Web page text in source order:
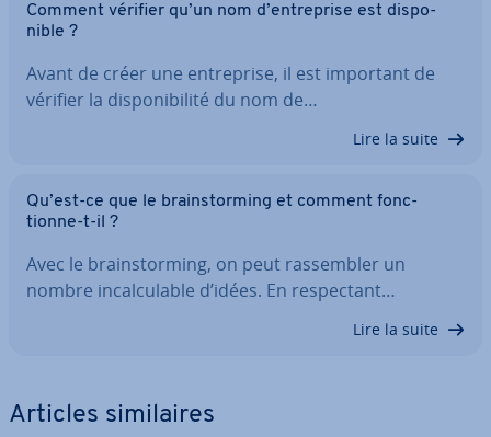
Comment vérifier qu’un nom d’en­tre­prise est dis­po­
nible ?
Avant de créer une en­tre­prise, il est important de
vérifier la dis­po­ni­bi­lité du nom de…
Lire la suite
Qu’est-ce que le brains­tor­ming et comment fonc­
tionne-t-il ?
Avec le brains­tor­ming, on peut ras­sem­bler un
nombre in­cal­cu­lable d’idées. En res­pec­tant…
Lire la suite
Articles si­mi­laires